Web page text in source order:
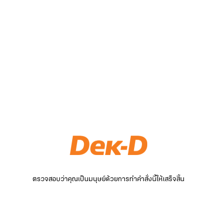
ตรวจสอบว่าคุณเป็นมนุษย์ด้วยการทำคำสั่งนี้ให้เสร็จสิ้น